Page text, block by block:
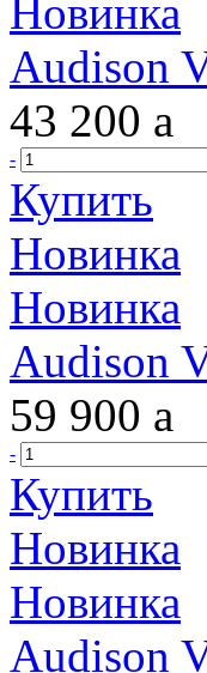
Новинка
Audison
43 200 a
-
Купить
Новинка
Новинка
Audison
59 900 a
-
Купить
Новинка
Новинка
Audison